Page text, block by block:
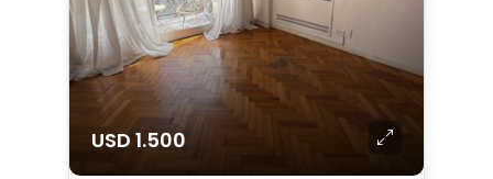
USD 1.500